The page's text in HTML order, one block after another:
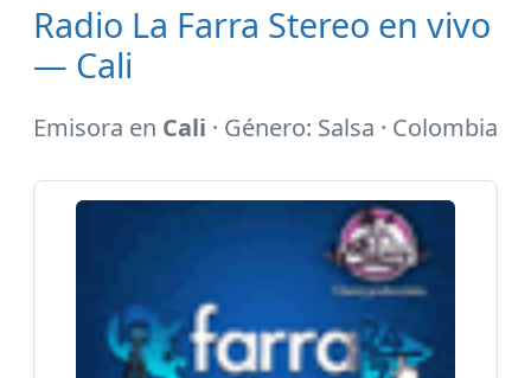
Radio La Farra Stereo en vivo
— Cali
Emisora en Cali · Género: Salsa · Colombia